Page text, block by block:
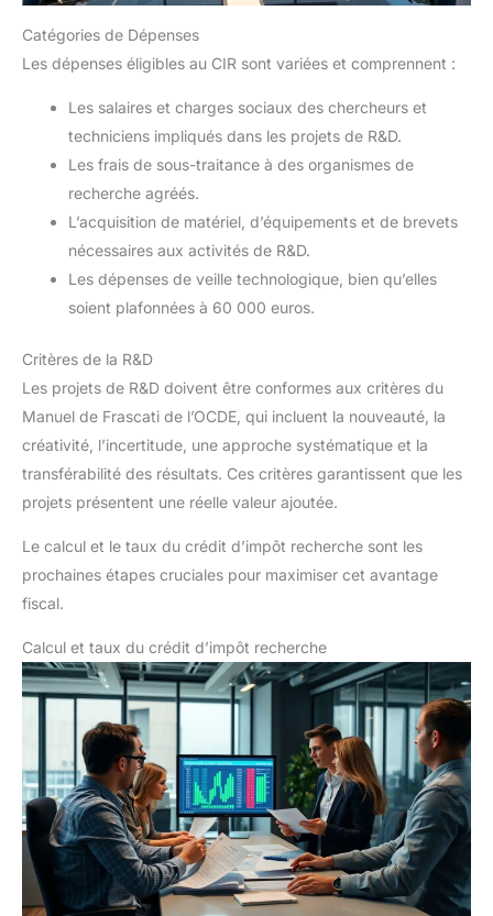
Catégories de Dépenses
Les dépenses éligibles au CIR sont variées et comprennent :
Les salaires et charges sociaux des chercheurs et
techniciens impliqués dans les projets de R&D.
Les frais de sous-traitance à des organismes de
recherche agréés.
L’acquisition de matériel, d’équipements et de brevets
nécessaires aux activités de R&D.
Les dépenses de veille technologique, bien qu’elles
soient plafonnées à 60 000 euros.
Critères de la R&D
Les projets de R&D doivent être conformes aux critères du
Manuel de Frascati de l’OCDE, qui incluent la nouveauté, la
créativité, l’incertitude, une approche systématique et la
transférabilité des résultats. Ces critères garantissent que les
projets présentent une réelle valeur ajoutée.
Le calcul et le taux du crédit d’impôt recherche sont les
prochaines étapes cruciales pour maximiser cet avantage
fiscal.
Calcul et taux du crédit d’impôt recherche